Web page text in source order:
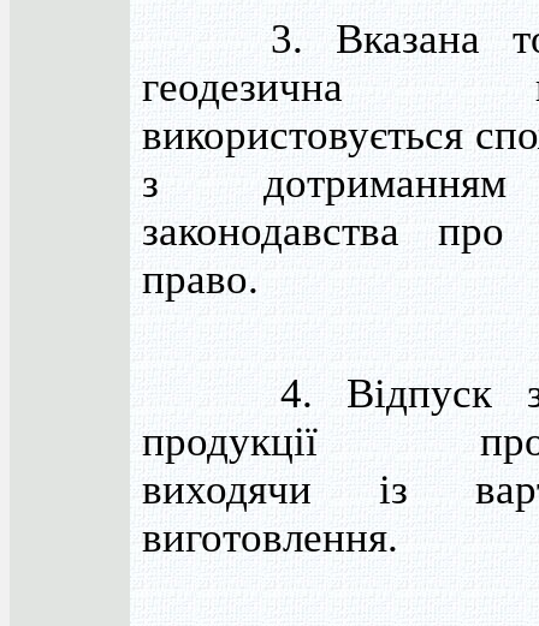
3. Вказана
геодезична
використовується
з
законодавства про
право.
4. Відпуск
продукції
виходячи із
виготовлення.